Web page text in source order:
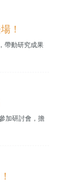
！
帶動研究成果
加研討會，擔